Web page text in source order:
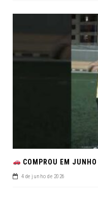
COMPROU EM JUNHO SÓ COMEÇA A
4 de junho de 2026